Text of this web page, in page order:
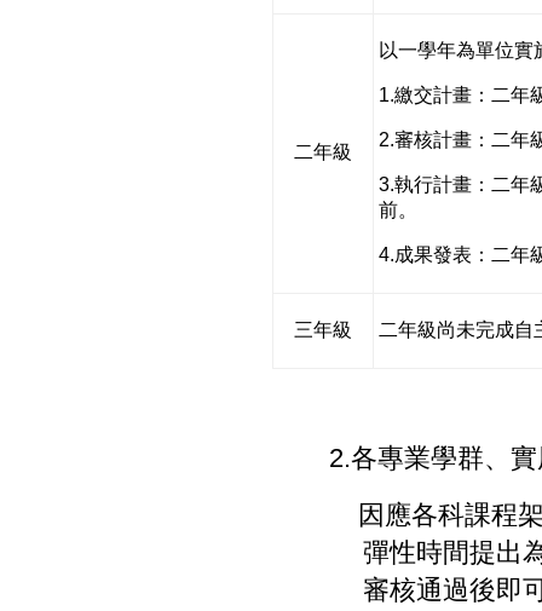
二年級
以一學年為單位實
1.繳交計畫：二年
2.審核計畫：二年
3.執行計畫：二年
前。
4.成果發表：二年
三年級 二年級尚未完成
2.各專業學群、
因應各科課程
彈性時間提出
審核通過後即